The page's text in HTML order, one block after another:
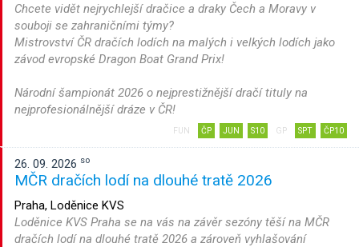
Chcete vidět nejrychlejší dračice a draky Čech a Moravy v
souboji se zahraničními týmy?
Mistrovství ČR dračích lodích na malých i velkých lodích jako
závod evropské Dragon Boat Grand Prix!
Národní šampionát 2026 o nejprestižnější dračí tituly na
nejprofesionálnější dráze v ČR!
FUN ČP JUN S10 GP SPT ČP10
26. 09. 2026 so
MČR dračích lodí na dlouhé tratě 2026
Praha, Loděnice KVS
Loděnice KVS Praha se na vás na závěr sezóny těší na MČR
dračích lodí na dlouhé tratě 2026 a zároveň vyhlašování